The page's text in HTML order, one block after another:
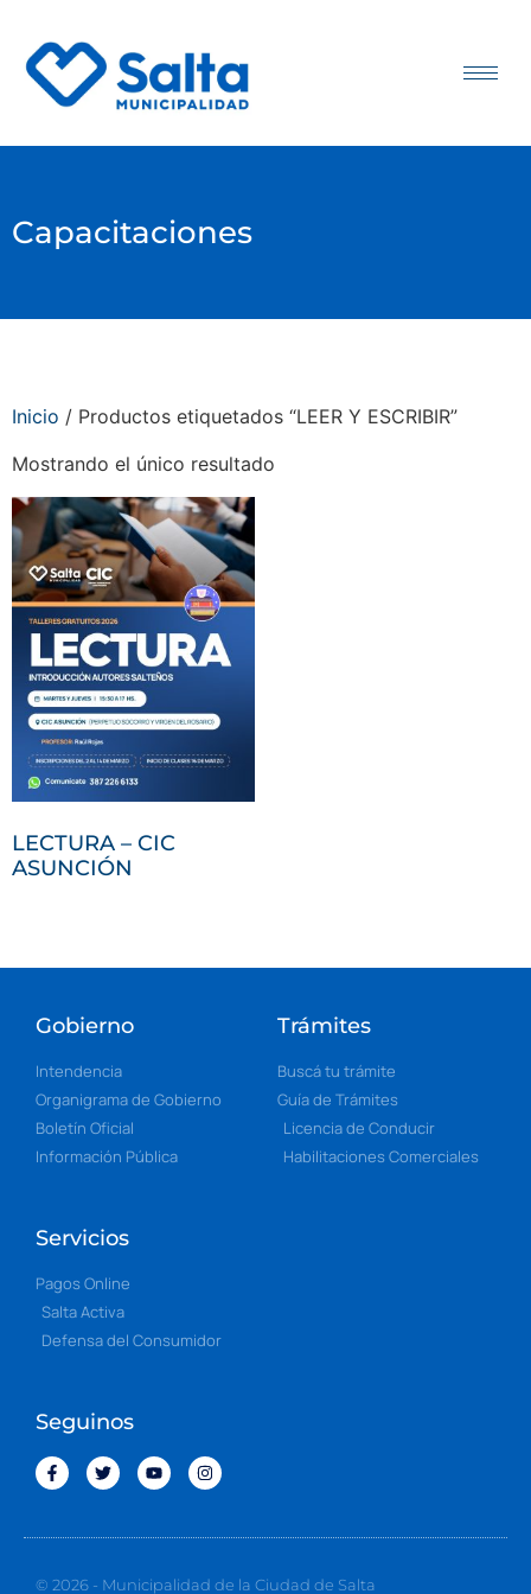
Capacitaciones
Inicio / Productos etiquetados “LEER Y ESCRIBIR”
Mostrando el único resultado
LECTURA – CIC
ASUNCIÓN
Gobierno
Intendencia
Organigrama de Gobierno
Boletín Oficial
Información Pública
Trámites
Buscá tu trámite
Guía de Trámites
Licencia de Conducir
Habilitaciones Comerciales
Servicios
Pagos Online
Salta Activa
Defensa del Consumidor
Seguinos
© 2026 - Municipalidad de la Ciudad de Salta